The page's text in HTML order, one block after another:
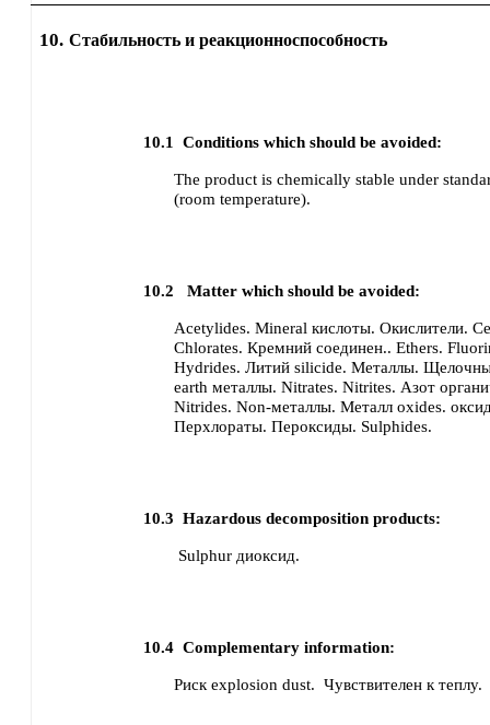
10. Стабильность и реакционноспособность
10.1 Conditions which should be avoided:
The product is chemically stable under
(room temperature).
10.2 Matter which should be avoided:
Acetylides. Mineral кислоты. Окислители.
Chlorates. Кремний соединен.. Ethers.
Hydrides. Литий silicide. Металлы.
earth металлы. Nitrates. Nitrites. Азот
Nitrides. Non-металлы. Металл oxides.
Перхлораты. Пероксиды. Sulphides.
10.3 Hazardous decomposition products:
Sulphur диоксид.
10.4 Complementary information:
Риск explosion dust. Чувствителен к теплу.